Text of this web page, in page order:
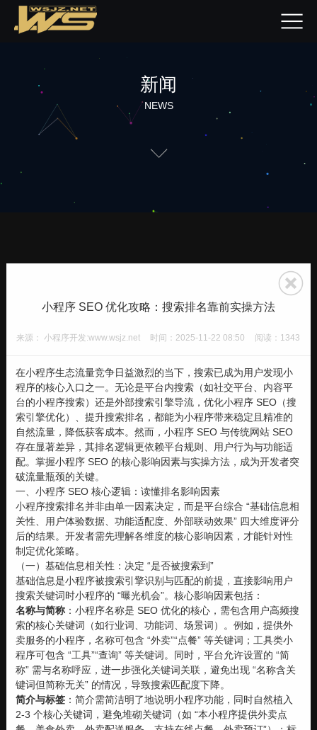
新闻
NEWS
小程序 SEO 优化攻略：搜索排名靠前实操方法
来源： 小程序开发:www.wsjz.net 时间：2025-11-22 08:50 阅读：1343
在小程序生态流量竞争日益激烈的当下，搜索已成为用户发现小
程序的核心入口之一。无论是平台内搜索（如社交平台、内容平
台的小程序搜索）还是外部搜索引擎导流，优化小程序 SEO（搜
索引擎优化）、提升搜索排名，都能为小程序带来稳定且精准的
自然流量，降低获客成本。然而，小程序 SEO 与传统网站 SEO
存在显著差异，其排名逻辑更依赖平台规则、用户行为与功能适
配。掌握小程序 SEO 的核心影响因素与实操方法，成为开发者突
破流量瓶颈的关键。
一、小程序 SEO 核心逻辑：读懂排名影响因素
小程序搜索排名并非由单一因素决定，而是平台综合 “基础信息相
关性、用户体验数据、功能适配度、外部联动效果” 四大维度评分
后的结果。开发者需先理解各维度的核心影响因素，才能针对性
制定优化策略。
（一）基础信息相关性：决定 “是否被搜索到”
基础信息是小程序被搜索引擎识别与匹配的前提，直接影响用户
搜索关键词时小程序的 “曝光机会”。核心影响因素包括：
名称与简称：小程序名称是 SEO 优化的核心，需包含用户高频搜
索的核心关键词（如行业词、功能词、场景词）。例如，提供外
卖服务的小程序，名称可包含 “外卖”“点餐” 等关键词；工具类小
程序可包含 “工具”“查询” 等关键词。同时，平台允许设置的 “简
称” 需与名称呼应，进一步强化关键词关联，避免出现 “名称含关
键词但简称无关” 的情况，导致搜索匹配度下降。
简介与标签：简介需简洁明了地说明小程序功能，同时自然植入
2-3 个核心关键词，避免堆砌关键词（如 “本小程序提供外卖点